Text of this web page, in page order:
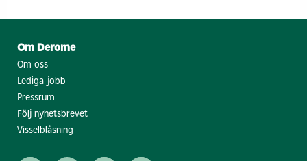
Om Derome
Om oss
Lediga jobb
Pressrum
Följ nyhetsbrevet
Visselblåsning